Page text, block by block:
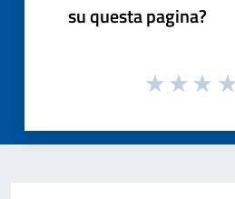
su questa pagina?